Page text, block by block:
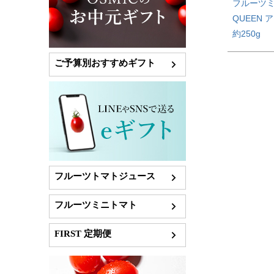
ご予算別おすすめギフト
フルーツトマトジュース
フルーツミニトマト
FIRST 定期便
フルーツ
QUEEN
約250g